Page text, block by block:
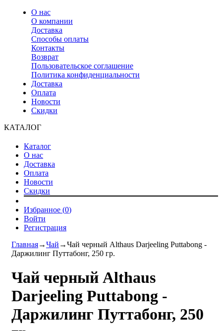
О нас
О компании
Доставка
Способы оплаты
Контакты
Возврат
Пользовательское соглашение
Политика конфиденциальности
Доставка
Оплата
Новости
Скидки
КАТАЛОГ
Каталог
О нас
Доставка
Оплата
Новости
Скидки
Избранное (0)
Войти
Регистрация
Главная→Чай →Чай черный Althaus Darjeeling Puttabong -
Даржилинг Путтабонг, 250 гр.
Чай черный Althaus
Darjeeling Puttabong -
Даржилинг Путтабонг, 250